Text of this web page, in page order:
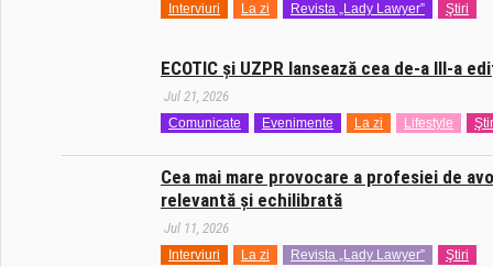
Interviuri La zi Revista „Lady Lawyer” Ştiri
ECOTIC și UZPR lansează cea de-a III-a
Jul 21, 2026
Comunicate Evenimente La zi Lifestyle
Cea mai mare provocare a profesiei de
relevantă și echilibrată
Jul 11, 2026
Interviuri La zi Revista „Lady Lawyer” Ştiri